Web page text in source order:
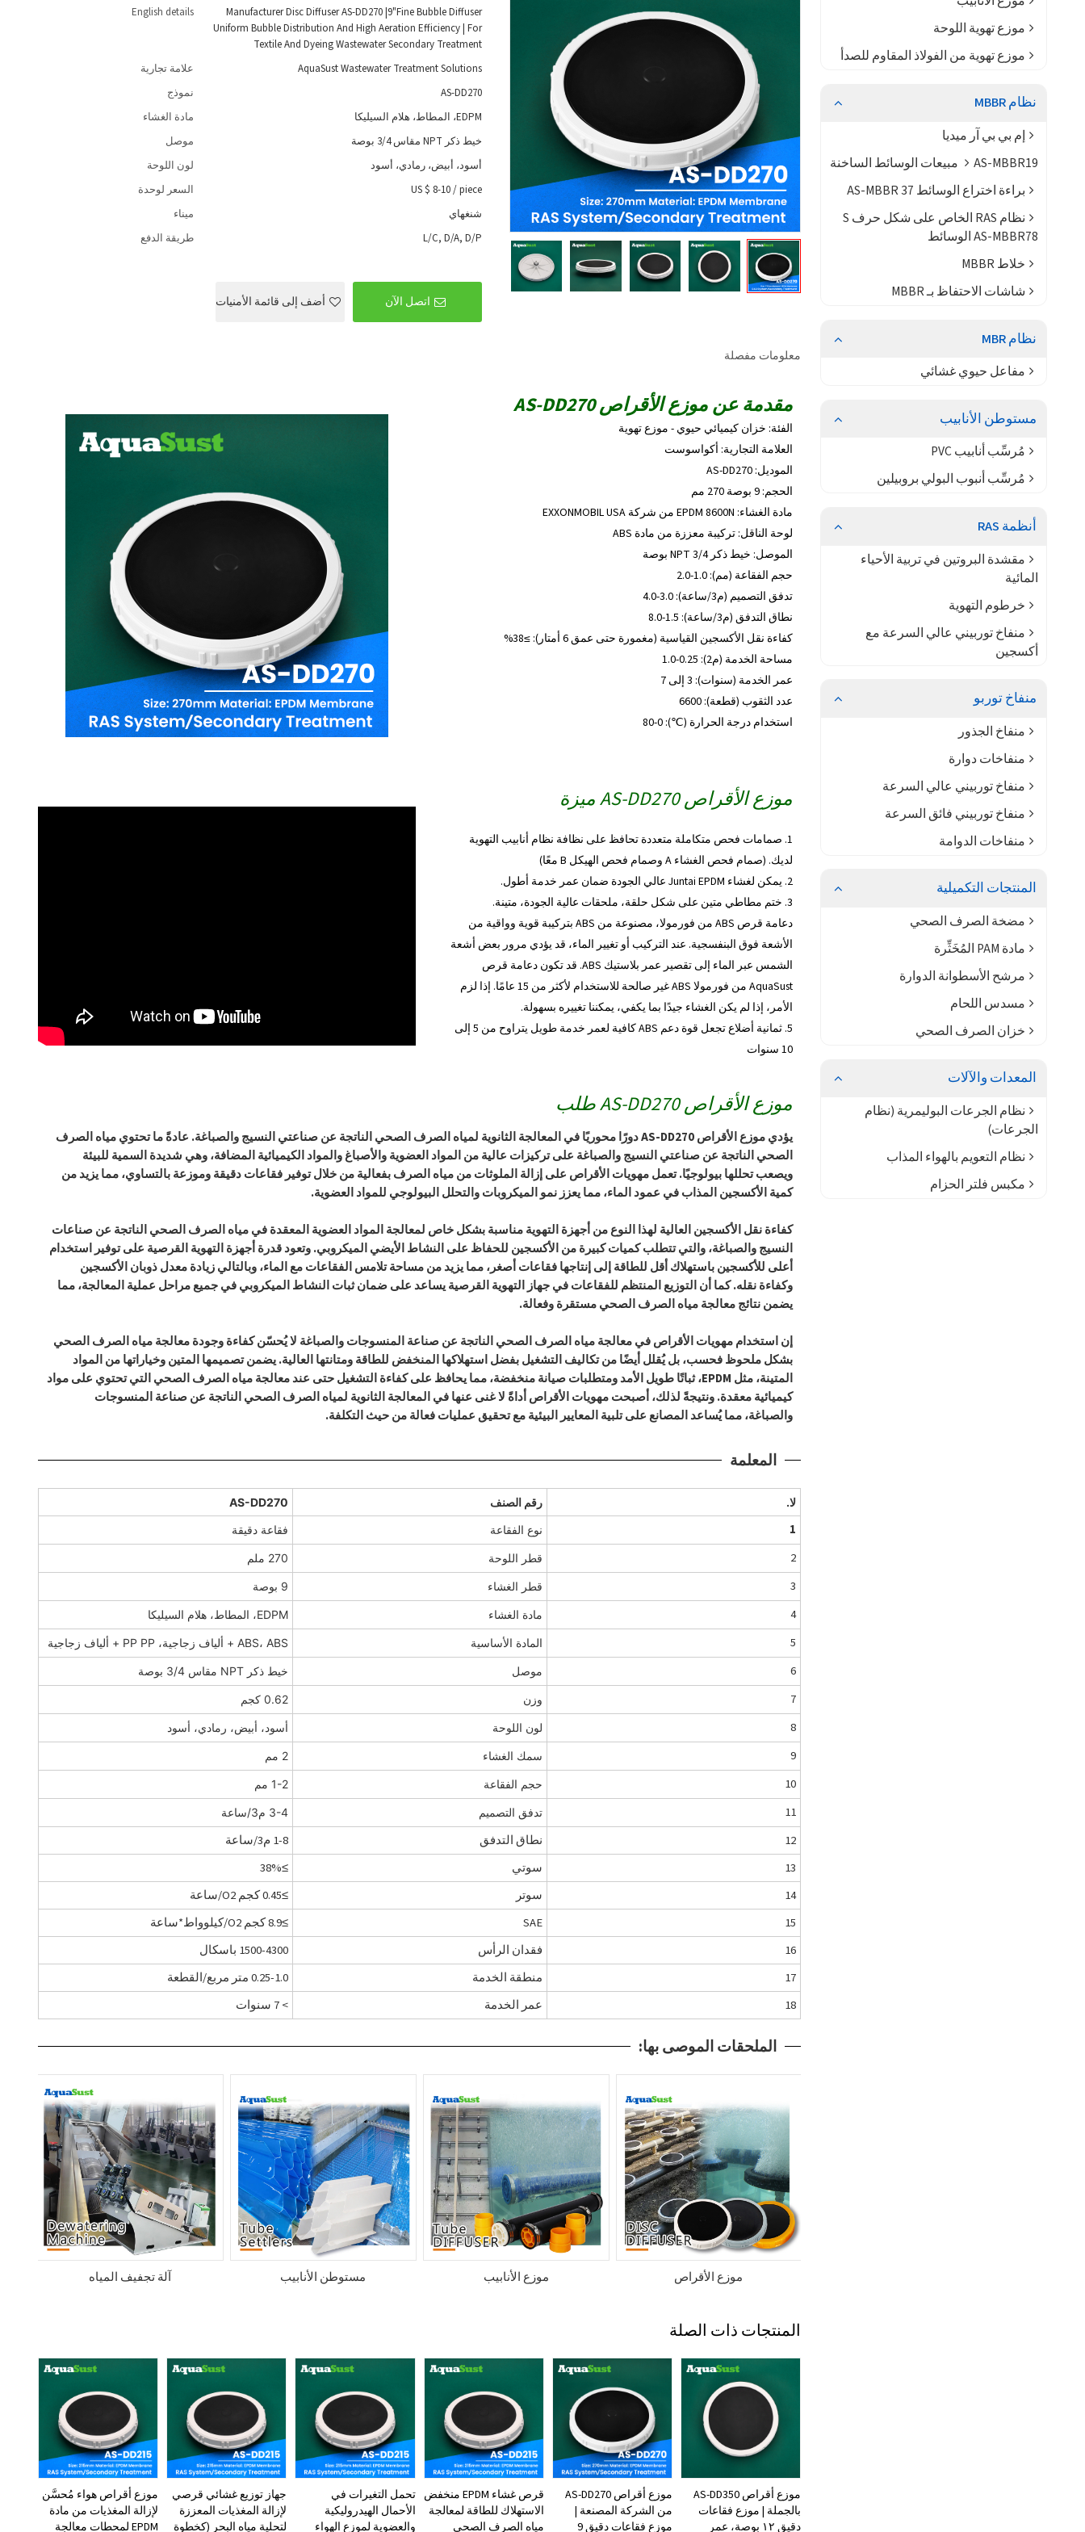
English details
Manufacturer Disc Diffuser AS-DD270 |9"Fine Bubble Diffuser
Uniform Bubble Distribution And High Aeration Efficiency | For
Textile And Dyeing Wastewater Secondary Treatment
علامة تجارية
AquaSust Wastewater Treatment Solutions
نموذج
AS-DD270
مادة الغشاء
EDPM، المطاط، هلام السيليكا
موصل
خيط ذكر NPT مقاس 3/4 بوصة
لون اللوحة
أسود، أبيض، رمادي، أسود
السعر لوحدة
US $ 8-10/piece
ميناء
شنغهاي
طريقة الدفع
L/C, D/A, D/P
اتصل الآن أضف إلى قائمة الأمنيات
معلومات مفصلة
مقدمة عن موزع الأقراص AS-DD270
الفئة: خزان كيميائي حيوي - موزع تهوية
العلامة التجارية: أكواسوست
الموديل: AS-DD270
الحجم: 9 بوصة 270 مم
مادة الغشاء: EPDM 8600N من شركة EXXONMOBIL USA
لوحة الناقل: تركيبة معززة من مادة ABS
الموصل: خيط ذكر NPT 3/4 بوصة
حجم الفقاعة (مم): 1.0-2.0
تدفق التصميم (م3/ساعة): 3.0-4.0
نطاق التدفق (م3/ساعة): 1.5-8.0
كفاءة نقل الأكسجين القياسية (مغمورة حتى عمق 6 أمتار): ≥38%
مساحة الخدمة (م2): 0.25-1.0
عمر الخدمة (سنوات): 3 إلى 7
عدد الثقوب (قطعة): 6600
استخدام درجة الحرارة (℃): 0-80
موزع الأقراص AS-DD270 ميزة
1. صمامات فحص متكاملة متعددة تحافظ على نظافة نظام أنابيب التهوية
لديك. (صمام فحص الغشاء A وصمام فحص الهيكل B معًا)
2. يمكن لغشاء Juntai EPDM عالي الجودة ضمان عمر خدمة أطول.
3. ختم مطاطي متين على شكل حلقة، ملحقات عالية الجودة، متينة.
دعامة قرص ABS من فورمولا، مصنوعة من ABS بتركيبة قوية وواقية من
الأشعة فوق البنفسجية. عند التركيب أو تغيير الماء، قد يؤدي مرور بعض أشعة
الشمس عبر الماء إلى تقصير عمر بلاستيك ABS. قد تكون دعامة قرص
AquaSust من فورمولا ABS غير صالحة للاستخدام لأكثر من 15 عامًا. إذا لزم
الأمر، إذا لم يكن الغشاء جيدًا بما يكفي، يمكننا تغييره بسهولة.
5. ثمانية أضلاع تجعل قوة دعم ABS كافية لعمر خدمة طويل يتراوح من 5 إلى
10 سنوات
موزع الأقراص AS-DD270 طلب
يؤدي موزع الأقراص AS-DD270 دورًا محوريًا في المعالجة الثانوية لمياه الصرف الصحي الناتجة عن صناعتي النسيج والصباغة. عادةً ما تحتوي مياه الصرف
الصحي الناتجة عن صناعتي النسيج والصباغة على تركيزات عالية من المواد العضوية والأصباغ والمواد الكيميائية المضافة، وهي شديدة السمية للبيئة
ويصعب تحللها بيولوجيًا. تعمل مهويات الأقراص على إزالة الملوثات من مياه الصرف بفعالية من خلال توفير فقاعات دقيقة وموزعة بالتساوي، مما يزيد من
كمية الأكسجين المذاب في عمود الماء، مما يعزز نمو الميكروبات والتحلل البيولوجي للمواد العضوية.
كفاءة نقل الأكسجين العالية لهذا النوع من أجهزة التهوية مناسبة بشكل خاص لمعالجة المواد العضوية المعقدة في مياه الصرف الصحي الناتجة عن صناعات
النسيج والصباغة، والتي تتطلب كميات كبيرة من الأكسجين للحفاظ على النشاط الأيضي الميكروبي. وتعود قدرة أجهزة التهوية القرصية على توفير استخدام
أعلى للأكسجين باستهلاك أقل للطاقة إلى إنتاجها فقاعات أصغر، مما يزيد من مساحة تلامس الفقاعات مع الماء، وبالتالي زيادة معدل ذوبان الأكسجين
وكفاءة نقله. كما أن التوزيع المنتظم للفقاعات في جهاز التهوية القرصية يساعد على ضمان ثبات النشاط الميكروبي في جميع مراحل عملية المعالجة، مما
يضمن نتائج معالجة مياه الصرف الصحي مستقرة وفعالة.
إن استخدام مهويات الأقراص في معالجة مياه الصرف الصحي الناتجة عن صناعة المنسوجات والصباغة لا يُحسّن كفاءة وجودة معالجة مياه الصرف الصحي
بشكل ملحوظ فحسب، بل يُقلل أيضًا من تكاليف التشغيل بفضل استهلاكها المنخفض للطاقة ومتانتها العالية. يضمن تصميمها المتين وخياراتها من المواد
المتينة، مثل EPDM، ثباتًا طويل الأمد ومتطلبات صيانة منخفضة، مما يحافظ على كفاءة التشغيل حتى عند معالجة مياه الصرف الصحي التي تحتوي على مواد
كيميائية معقدة. ونتيجةً لذلك، أصبحت مهويات الأقراص أداةً لا غنى عنها في المعالجة الثانوية لمياه الصرف الصحي الناتجة عن صناعة المنسوجات
والصباغة، مما يُساعد المصانع على تلبية المعايير البيئية مع تحقيق عمليات فعالة من حيث التكلفة.
المعلمة
لا. رقم الصنف AS-DD270
1 نوع الفقاعة فقاعة دقيقة
2 قطر اللوحة 270 ملم
3 قطر الغشاء 9 بوصة
4 مادة الغشاء EDPM، المطاط، هلام السيليكا
5 المادة الأساسية ABS، ABS + ألياف زجاجية، PP PP + ألياف زجاجية
6 موصل خيط ذكر NPT مقاس 3/4 بوصة
7 وزن 0.62 كجم
8 لون اللوحة أسود، أبيض، رمادي، أسود
9 سمك الغشاء 2 مم
10 حجم الفقاعة 1-2 مم
11 تدفق التصميم 3-4 م3/ساعة
12 نطاق التدفق
1-8 م3/ساعة
13
سوتي
≥38%
14
سوتر
≥0.45 كجم O2/ساعة
15
SAE
≥8.9 كجم O2/كيلوواط*ساعة
16
فقدان الرأس
1500-4300 باسكال
17
منطقة الخدمة
0.25-1.0 متر مربع/القطعة
18
عمر الخدمة > 7 سنوات
الملحقات الموصى بها:
موزع الأقراص موزع الأنابيب مستوطن الأنابيب آلة تجفيف المياه
المنتجات ذات الصلة
موزع أقراص AS-DD350
بالجملة | موزع فقاعات
دقيق ١٢ بوصة، عمر
موزع أقراص AS-DD270
من الشركة المصنعة |
موزع فقاعات دقيق 9
قرص غشاء EPDM منخفض
الاستهلاك للطاقة لمعالجة
مياه الصرف الصحي
تحمل التغيرات في
الأحمال الهيدروليكية
والعضوية لموزع الهواء
جهاز توزيع غشائي قرصي
لإزالة المغذيات المعززة
لتحلية مياه البحر (كخطوة
موزع أقراص هواء مُحسَّن
لإزالة المغذيات من مادة
EPDM لمحطات معالجة
موزع تهوية اللوحة
موزع تهوية من الفولاذ المقاوم للصدأ
نظام MBBR
إم بي بي آر ميديا
AS-MBBR19 مبيعات الوسائط الساخنة
براءة اختراع الوسائط AS-MBBR 37
نظام RAS الخاص على شكل حرف S
AS-MBBR78 الوسائط
خلاط MBBR
شاشات الاحتفاظ بـ MBBR
نظام MBR
مفاعل حيوي غشائي
مستوطن الأنابيب
مُرسِّب أنابيب PVC
مُرسِّب أنبوب البولي بروبيلين
أنظمة RAS
مقشدة البروتين في تربية الأحياء
المائية
خرطوم التهوية
منفاخ توربيني عالي السرعة مع
أكسجين
منفاخ توربو
منفاخ الجذور
منفاخات دوارة
منفاخ توربيني عالي السرعة
منفاخ توربيني فائق السرعة
منفاخات الدوامة
المنتجات التكميلية
مضخة الصرف الصحي
مادة PAM المُخَثِّرة
مرشح الأسطوانة الدوارة
مسدس اللحام
خزان الصرف الصحي
المعدات والآلات
نظام الجرعات البوليمرية (نظام
الجرعات)
نظام التعويم بالهواء المذاب
مكبس فلتر الحزام